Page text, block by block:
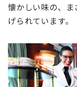
懐かしい味の、
げられています。